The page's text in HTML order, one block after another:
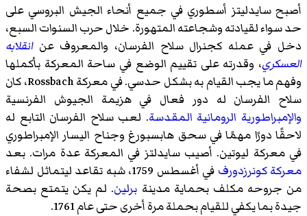
أصبح سايدليتز أسطوري في جميع أنحاء الجيش البروسي على
حد سواء لقيادته وشجاعته المتهورة. خلال حرب السنوات السبع،
دخل في عمله كجنرال سلاح الفرسان، والمعروف عنانقلابه
العسكري، وقدرته على تقييم الوضع في ساحة المعركة بأكملها
وفهم ما يجب القيام به بشكل حدسي. فيمعركة Rossbach
، كان
سلاح الفرسان له دور فعال في هزيمة الجيوش الفرنسية
والإمبراطورية الرومانية المقدسة. لعب سلاح الفرسان التابع له
لاحقًا دورًا مهمًا في سحق هابسبورغ وجناح اليسار الإمبراطوري
فيمعركة ليوتين. أصيب سايدلتز في المعركة عدة مرات. بعد
معركة كونرزدورف
في أغسطس 1759، شبه تقاعد ليتماثل لشفاء
من جروحه مكلف بحماية مدينة برلين. لم يكن يتمتع بصحة
جيدة بما يكفي للقيام بحملة مرة أخرى حتى عام 1761.